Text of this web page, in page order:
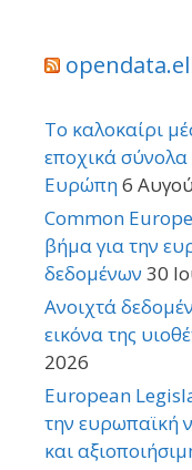
Το καλοκαίρι
εποχικά
Ευρώπη6
Common
βήμα για την
δεδομένων 30
Ανοιχτά
εικόνα της
2026
European
την ευρωπαϊκή
και